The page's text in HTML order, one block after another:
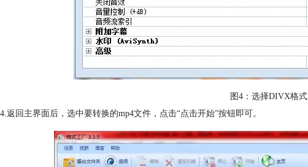
图4：选择DIVX格式
4.返回主界面后，选中要转换的mp4文件，点击“点击开始”按钮即可。